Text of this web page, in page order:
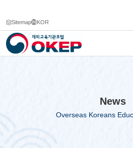
Sitemap KOR
News
Overseas Koreans